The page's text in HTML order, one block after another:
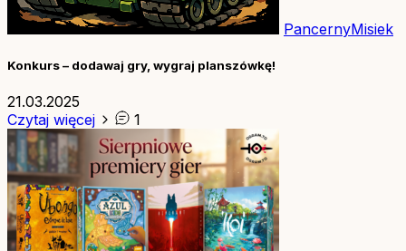
PancernyMisiek
Konkurs – dodawaj gry, wygraj planszówkę!
21.03.2025
Czytaj więcej
1